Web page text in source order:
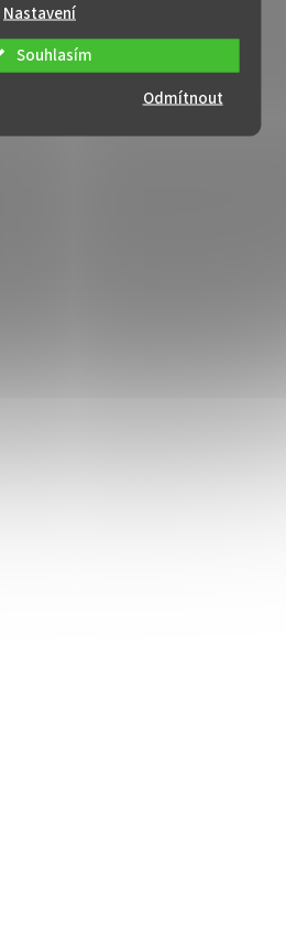
Nastavení
Odmítnout
Souhlasím